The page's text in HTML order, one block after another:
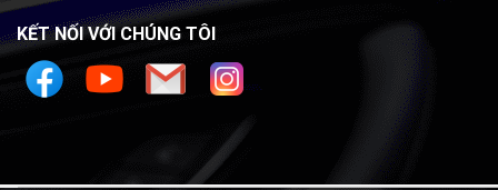
KẾT NỐI VỚI CHÚNG TÔI